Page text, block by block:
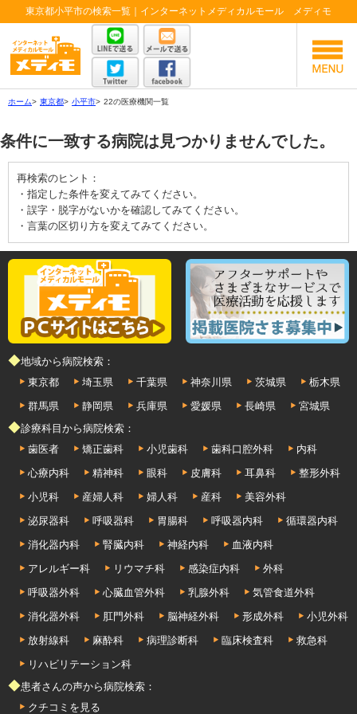
東京都小平市の検索一覧｜インターネットメディカルモール メディモ
ホーム> 東京都> 小平市> 22の医療機関一覧
条件に一致する病院は見つかりませんでした。
再検索のヒント：
・指定した条件を変えてみてください。
・誤字・脱字がないかを確認してみてください。
・言葉の区切り方を変えてみてください。
◆地域から病院検索：
東京都
埼玉県 千葉県 神奈川県 茨城県
栃木県
群馬県
静岡県 兵庫県 愛媛県 長崎県
宮城県
◆診療科目から病院検索：
歯医者
矯正歯科 小児歯科 歯科口腔外科
内科
心療内科
精神科 眼科 皮膚科 耳鼻科
整形外科
小児科
産婦人科 婦人科 産科
美容外科
泌尿器科
呼吸器科 胃腸科 呼吸器内科
循環器内科
消化器内科
腎臓内科 神経内科
血液内科
アレルギー科
リウマチ科 感染症内科
外科
呼吸器外科
心臓血管外科 乳腺外科
気管食道外科
消化器外科
肛門外科 脳神経外科 形成外科
小児外科
放射線科
麻酔科 病理診断科 臨床検査科
救急科
リハビリテーション科
◆患者さんの声から病院検索：
クチコミを見る